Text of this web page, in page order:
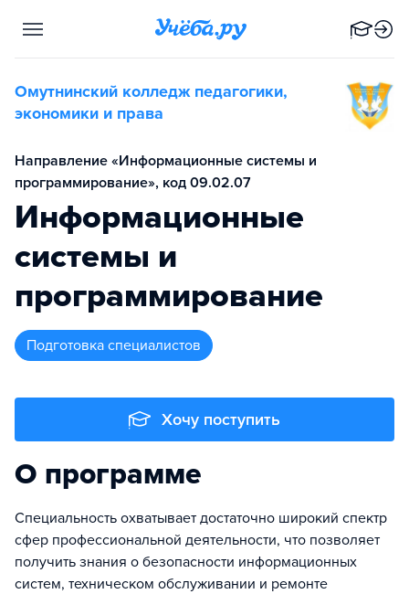
Омутнинский колледж педагогики,
экономики и права
Направление «Информационные системы и
программирование», код 09.02.07
Информационные
системы и
программирование
подготовка специалистов
Хочу поступить
О программе
Специальность охватывает достаточно широкий спектр
сфер профессиональной деятельности, что позволяет
получить знания о безопасности информационных
систем, техническом обслуживании и ремонте